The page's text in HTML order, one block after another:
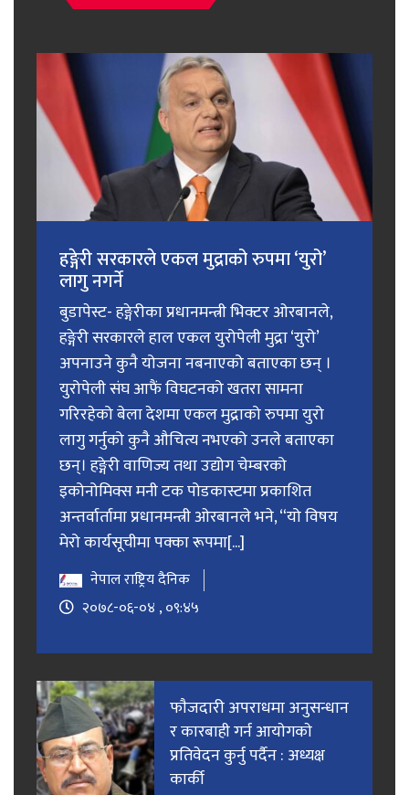
हङ्गेरी सरकारले एकल मुद्राको रुपमा ‘युरो’
लागु नगर्ने
बुडापेस्ट- हङ्गेरीका प्रधानमन्त्री भिक्टर ओरबानले,
हङ्गेरी सरकारले हाल एकल युरोपेली मुद्रा ‘युरो’
अपनाउने कुनै योजना नबनाएको बताएका छन् ।
युरोपेली संघ आफैं विघटनको खतरा सामना
गरिरहेको बेला देशमा एकल मुद्राको रुपमा युरो
लागु गर्नुको कुनै औचित्य नभएको उनले बताएका
छन्। हङ्गेरी वाणिज्य तथा उद्योग चेम्बरको
इकोनोमिक्स मनी टक पोडकास्टमा प्रकाशित
अन्तर्वार्तामा प्रधानमन्त्री ओरबानले भने, “यो विषय
मेरो कार्यसूचीमा पक्का रूपमा[...]
नेपाल राष्ट्रिय दैनिक
२०७८-०६-०४ , ०९:४५
फाैजदारी अपराधमा अनुसन्धान
र कारबाही गर्न आयाेगकाे
प्रतिवेदन कुर्नु पर्दैन : अध्यक्ष
कार्की